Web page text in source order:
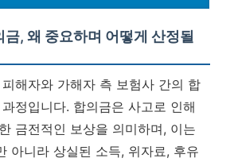
금, 왜 중요하며 어떻게 산정될
해자와 가해자 측 보험사 간의 합
정입니다. 합의금은 사고로 인해
금전적인 보상을 의미하며, 이는
아니라 상실된 소득, 위자료, 후유